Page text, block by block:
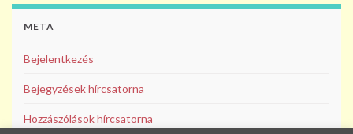
META
Bejelentkezés
Bejegyzések hírcsatorna
Hozzászólások hírcsatorna